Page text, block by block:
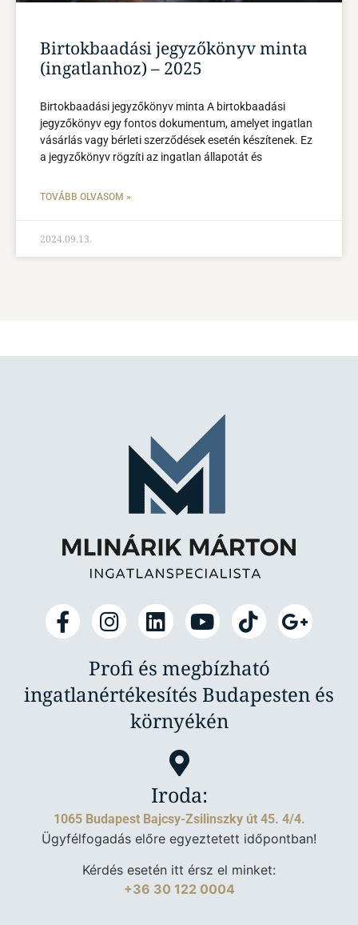
Birtokbaadási jegyzőkönyv minta
(ingatlanhoz) – 2025
Birtokbaadási jegyzőkönyv minta A birtokbaadási
jegyzőkönyv egy fontos dokumentum, amelyet ingatlan
vásárlás vagy bérleti szerződések esetén készítenek. Ez
a jegyzőkönyv rögzíti az ingatlan állapotát és
TOVÁBB OLVASOM »
2024.09.13.
Profi és megbízható
ingatlanértékesítés Budapesten és
környékén
Iroda:
1065 Budapest Bajcsy-Zsilinszky út 45. 4/4.
Ügyfélfogadás előre egyeztetett időpontban!
Kérdés esetén itt érsz el minket:
+36 30 122 0004